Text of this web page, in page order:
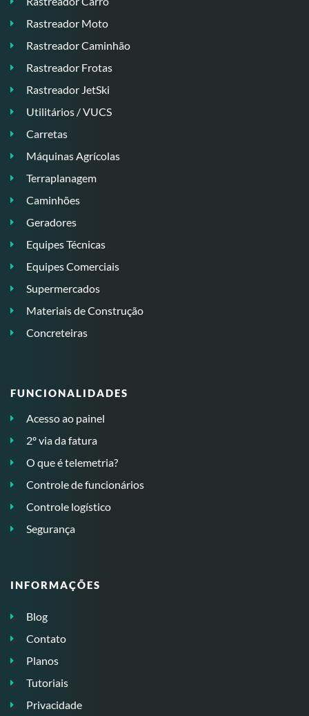
Rastreador Moto
Rastreador Caminhão
Rastreador Frotas
Rastreador JetSki
Utilitários / VUCS
Carretas
Máquinas Agrícolas
Terraplanagem
Caminhões
Geradores
Equipes Técnicas
Equipes Comerciais
Supermercados
Materiais de Construção
Concreteiras
FUNCIONALIDADES
Acesso ao painel
2º via da fatura
O que é telemetria?
Controle de funcionários
Controle logístico
Segurança
INFORMAÇÕES
Blog
Contato
Planos
Tutoriais
Privacidade